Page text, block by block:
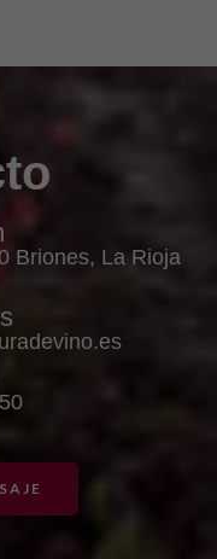
Briones, La Rioja